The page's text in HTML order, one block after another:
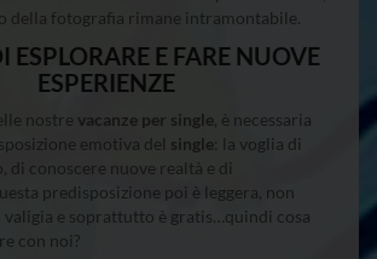
della fotografia rimane intramontabile.
ESPLORARE E FARE NUOVE
ESPERIENZE
nostre vacanze per single , è necessaria
emotiva del single: la voglia di
di conoscere nuove realtà e di
predisposizione poi è leggera, non
valigia e soprattutto è gratis…quindi cosa
con noi?